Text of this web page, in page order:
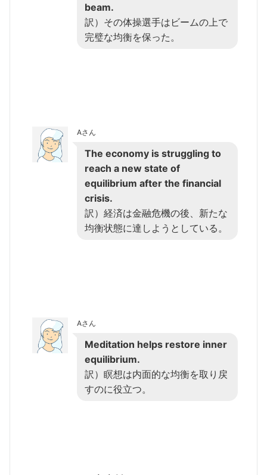
beam.
訳）その体操選手はビームの上で
完璧な均衡を保った。
Aさん
The economy is struggling to
reach a new state of
equilibrium after the financial
crisis.
訳）経済は金融危機の後、新たな
均衡状態に達しようとしている。
Aさん
Meditation helps restore inner
equilibrium.
訳）瞑想は内面的な均衡を取り戻
すのに役立つ。